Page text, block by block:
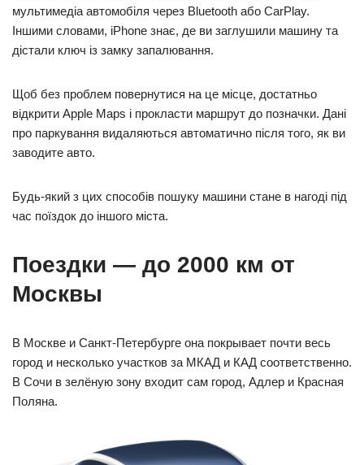
мультимедіа автомобіля через Bluetooth або CarPlay.
Іншими словами, iPhone знає, де ви заглушили машину та
дістали ключ із замку запалювання.
Щоб без проблем повернутися на це місце, достатньо
відкрити Apple Maps і прокласти маршрут до позначки. Дані
про паркування видаляються автоматично після того, як ви
заводите авто.
Будь-який з цих способів пошуку машини стане в нагоді під
час поїздок до іншого міста.
Поездки — до 2000 км от
Москвы
В Москве и Санкт-Петербурге она покрывает почти весь
город и несколько участков за МКАД и КАД соответственно.
В Сочи в зелёную зону входит сам город, Адлер и Красная
Поляна.